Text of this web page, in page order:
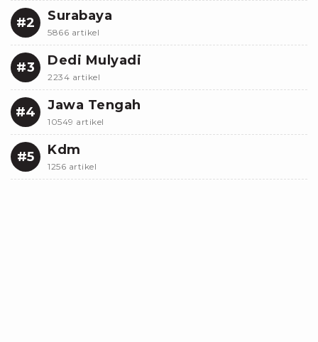
#2 Surabaya
5866 artikel
#3 Dedi Mulyadi
2234 artikel
#4 Jawa Tengah
10549 artikel
#5 Kdm
1256 artikel